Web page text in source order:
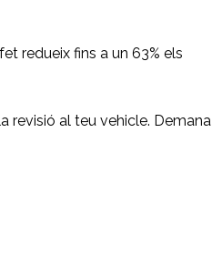
redueix fins a un 63% els
revisió al teu vehicle. Demana